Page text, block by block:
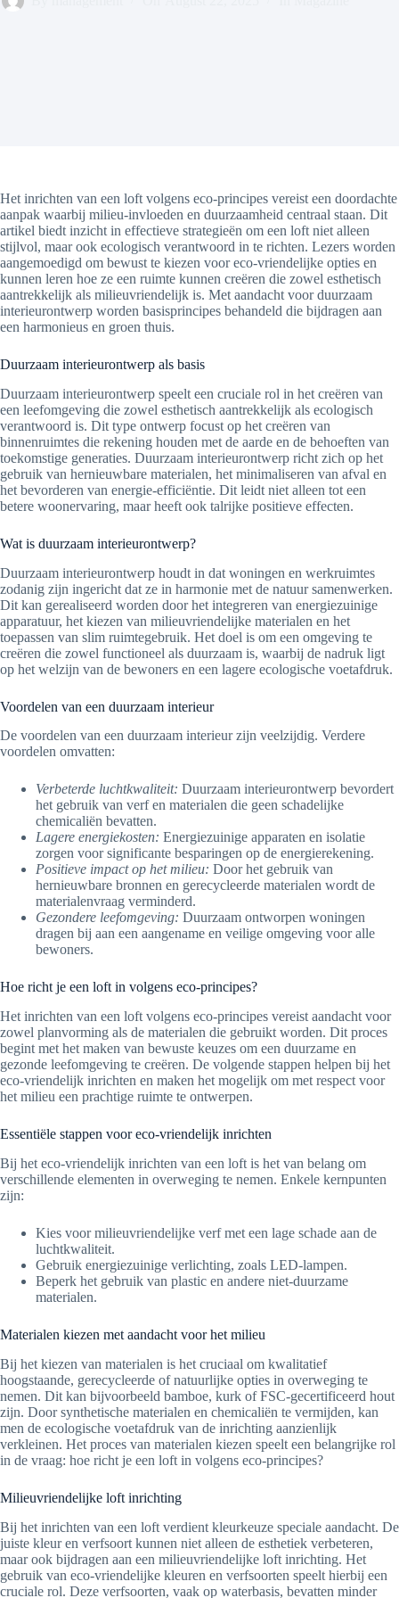
Het inrichten van een loft volgens eco-principes vereist een doordachte
aanpak waarbij milieu-invloeden en duurzaamheid centraal staan. Dit
artikel biedt inzicht in effectieve strategieën om een loft niet alleen
stijlvol, maar ook ecologisch verantwoord in te richten. Lezers worden
aangemoedigd om bewust te kiezen voor eco-vriendelijke opties en
kunnen leren hoe ze een ruimte kunnen creëren die zowel esthetisch
aantrekkelijk als milieuvriendelijk is. Met aandacht voor duurzaam
interieurontwerp worden basisprincipes behandeld die bijdragen aan
een harmonieus en groen thuis.
Duurzaam interieurontwerp als basis
Duurzaam interieurontwerp speelt een cruciale rol in het creëren van
een leefomgeving die zowel esthetisch aantrekkelijk als ecologisch
verantwoord is. Dit type ontwerp focust op het creëren van
binnenruimtes die rekening houden met de aarde en de behoeften van
toekomstige generaties. Duurzaam interieurontwerp richt zich op het
gebruik van hernieuwbare materialen, het minimaliseren van afval en
het bevorderen van energie-efficiëntie. Dit leidt niet alleen tot een
betere woonervaring, maar heeft ook talrijke positieve effecten.
Wat is duurzaam interieurontwerp?
Duurzaam interieurontwerp houdt in dat woningen en werkruimtes
zodanig zijn ingericht dat ze in harmonie met de natuur samenwerken.
Dit kan gerealiseerd worden door het integreren van energiezuinige
apparatuur, het kiezen van milieuvriendelijke materialen en het
toepassen van slim ruimtegebruik. Het doel is om een omgeving te
creëren die zowel functioneel als duurzaam is, waarbij de nadruk ligt
op het welzijn van de bewoners en een lagere ecologische voetafdruk.
Voordelen van een duurzaam interieur
De voordelen van een duurzaam interieur zijn veelzijdig. Verdere
voordelen omvatten:
Verbeterde luchtkwaliteit: Duurzaam interieurontwerp bevordert
het gebruik van verf en materialen die geen schadelijke
chemicaliën bevatten.
Lagere energiekosten: Energiezuinige apparaten en isolatie
zorgen voor significante besparingen op de energierekening.
Positieve impact op het milieu: Door het gebruik van
hernieuwbare bronnen en gerecycleerde materialen wordt de
materialenvraag verminderd.
Gezondere leefomgeving: Duurzaam ontworpen woningen
dragen bij aan een aangename en veilige omgeving voor alle
bewoners.
Hoe richt je een loft in volgens eco-principes?
Het inrichten van een loft volgens eco-principes vereist aandacht voor
zowel planvorming als de materialen die gebruikt worden. Dit proces
begint met het maken van bewuste keuzes om een duurzame en
gezonde leefomgeving te creëren. De volgende stappen helpen bij het
eco-vriendelijk inrichten en maken het mogelijk om met respect voor
het milieu een prachtige ruimte te ontwerpen.
Essentiële stappen voor eco-vriendelijk inrichten
Bij het eco-vriendelijk inrichten van een loft is het van belang om
verschillende elementen in overweging te nemen. Enkele kernpunten
zijn:
Kies voor milieuvriendelijke verf met een lage schade aan de
luchtkwaliteit.
Gebruik energiezuinige verlichting, zoals LED-lampen.
Beperk het gebruik van plastic en andere niet-duurzame
materialen.
Materialen kiezen met aandacht voor het milieu
Bij het kiezen van materialen is het cruciaal om kwalitatief
hoogstaande, gerecycleerde of natuurlijke opties in overweging te
nemen. Dit kan bijvoorbeeld bamboe, kurk of FSC-gecertificeerd hout
zijn. Door synthetische materialen en chemicaliën te vermijden, kan
men de ecologische voetafdruk van de inrichting aanzienlijk
verkleinen. Het proces van materialen kiezen speelt een belangrijke rol
in de vraag: hoe richt je een loft in volgens eco-principes?
Milieuvriendelijke loft inrichting
Bij het inrichten van een loft verdient kleurkeuze speciale aandacht. De
juiste kleur en verfsoort kunnen niet alleen de esthetiek verbeteren,
maar ook bijdragen aan een milieuvriendelijke loft inrichting. Het
gebruik van eco-vriendelijke kleuren en verfsoorten speelt hierbij een
cruciale rol. Deze verfsoorten, vaak op waterbasis, bevatten minder